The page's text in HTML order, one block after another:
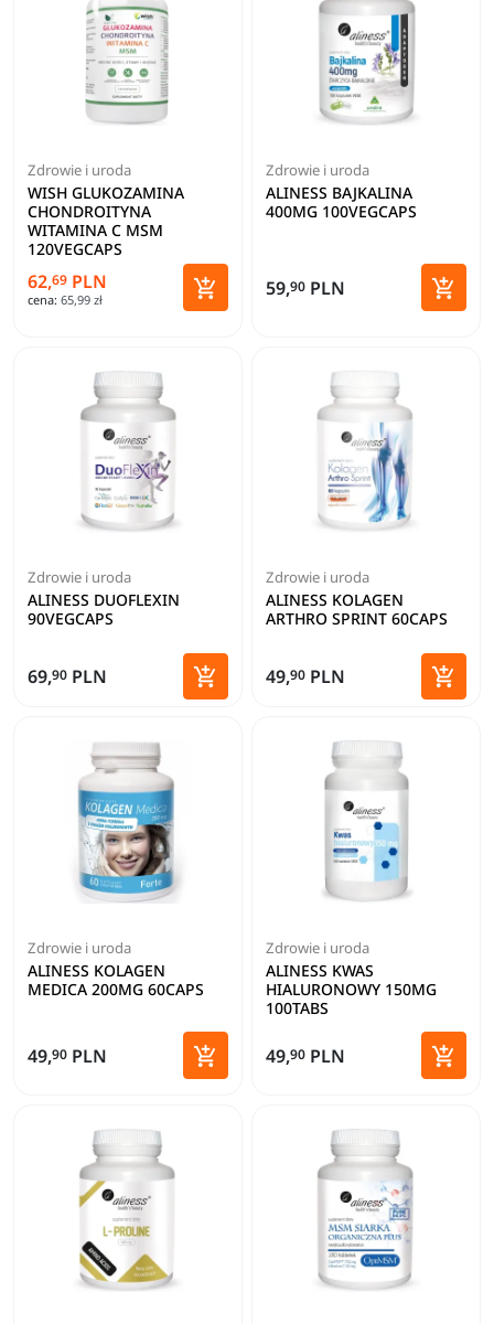
Zdrowie i uroda
WISH GLUKOZAMINA
CHONDROITYNA
WITAMINA C MSM
120VEGCAPS
62,69 PLN
cena: 65,99 zł 
Dodaj do koszyka
Zdrowie i uroda
ALINESS BAJKALINA
400MG 100VEGCAPS
59,90 PLN 
Dodaj
Zdrowie i uroda
ALINESS DUOFLEXIN
90VEGCAPS
69,90 PLN 
Dodaj do koszyka
Zdrowie i uroda
ALINESS KOLAGEN
ARTHRO SPRINT 60CAPS
49,90 PLN 
Dodaj
Zdrowie i uroda
ALINESS KOLAGEN
MEDICA 200MG 60CAPS
49,90 PLN 
Dodaj do koszyka
Zdrowie i uroda
ALINESS KWAS
HIALURONOWY 150MG
100TABS
49,90 PLN 
Dodaj